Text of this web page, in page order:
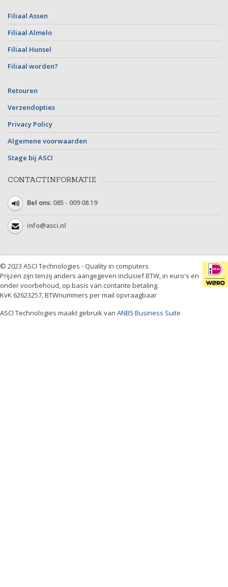
Filiaal Assen
Filiaal Almelo
Filiaal Hunsel
Filiaal worden?
Retouren
Verzendopties
Privacy Policy
Algemene voorwaarden
Stage bij ASCI
CONTACTINFORMATIE
Bel ons: 085 - 009 08 19
info@asci.nl
© 2023 ASCI Technologies - Quality in computers
Prijzen zijn tenzij anders aangegeven inclusief BTW, in euro's en
onder voorbehoud, op basis van contante betaling.
KvK 62623257, BTWnummers per mail opvraagbaar
ASCI Technologies maakt gebruik van ANB5 Business Suite